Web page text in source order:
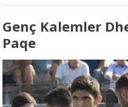
Genç Kalemler
Paqe